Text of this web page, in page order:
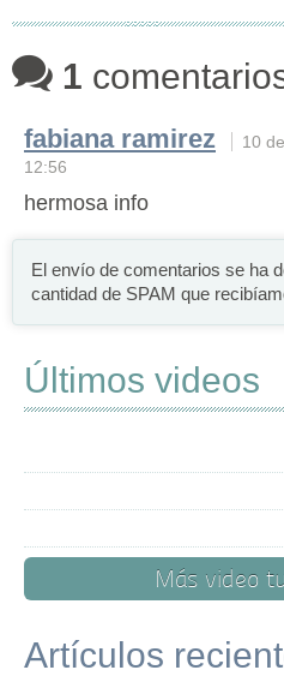
1
fabiana ramirez
10
12:56
hermosa info
El envío de comentarios se ha
cantidad de SPAM que
Últimos videos
Más video
Artículos